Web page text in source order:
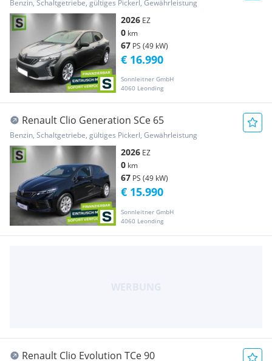
Benzin, Schaltgetriebe, gültiges Pickerl, Gewährleistung
2026 EZ
0 km
67 PS (49 kW)
Sonnleitner GmbH
4060 Leonding
€ 16.990
Renault Clio Generation SCe 65
Benzin, Schaltgetriebe, gültiges Pickerl, Gewährleistung
2026 EZ
0 km
67 PS (49 kW)
Sonnleitner GmbH
4060 Leonding
€ 15.990
Renault Clio Evolution TCe 90